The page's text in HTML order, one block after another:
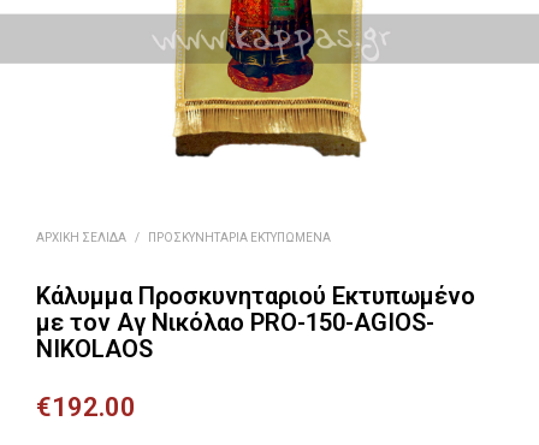
ΑΡΧΙΚΉ ΣΕΛΊΔΑ / ΠΡΟΣΚΥΝΗΤΆΡΙΑ ΕΚΤΥΠΩΜΈΝΑ
Κάλυμμα Προσκυνηταριού Εκτυπωμένο
με τον Αγ Νικόλαο PRO-150-AGIOS-
NIKOLAOS
€192.00